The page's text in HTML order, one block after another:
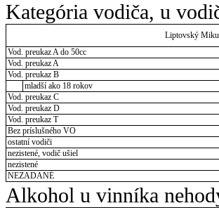
Kategória vodiča, u
Liptovský
Vod. preukaz A do 50cc
Vod. preukaz A
Vod. preukaz B
mladší ako 18 rokov
Vod. preukaz C
Vod. preukaz D
Vod. preukaz T
Bez príslušného VO
ostatní vodiči
nezistené, vodič ušiel
nezistené
NEZADANÉ
Alkohol u vinníka